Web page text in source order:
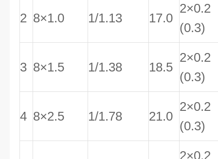
2 8×1.0 1/1.13 17.0
2×0.2
(0.3)
3 8×1.5 1/1.38 18.5
2×0.2
(0.3)
4 8×2.5 1/1.78 21.0
2×0.2
(0.3)
2×0.2